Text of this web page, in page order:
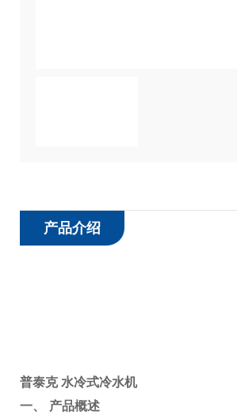
产品介绍
普泰克 水冷式冷水机
一、 产品概述